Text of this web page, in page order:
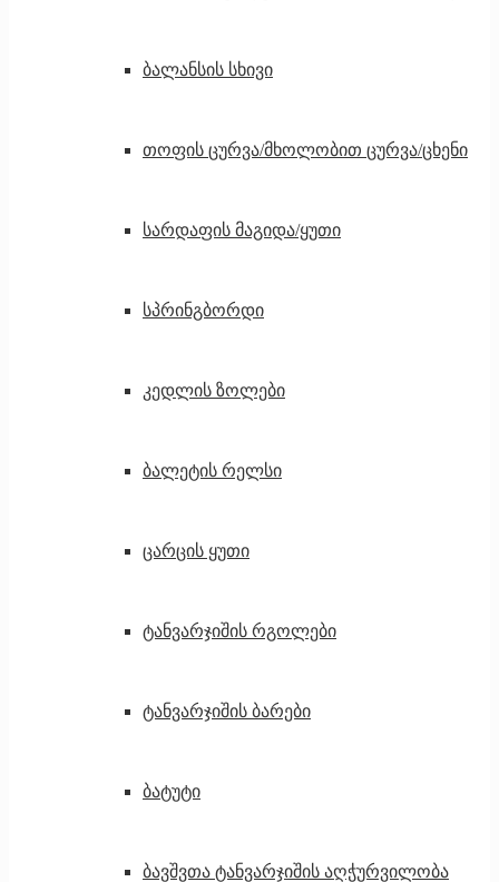
ბალანსის სხივი
თოფის ცურვა/მხოლობით ცურვა/ცხენი
სარდაფის მაგიდა/ყუთი
სპრინგბორდი
კედლის ზოლები
ბალეტის რელსი
ცარცის ყუთი
ტანვარჯიშის რგოლები
ტანვარჯიშის ბარები
ბატუტი
ბავშვთა ტანვარჯიშის აღჭურვილობა